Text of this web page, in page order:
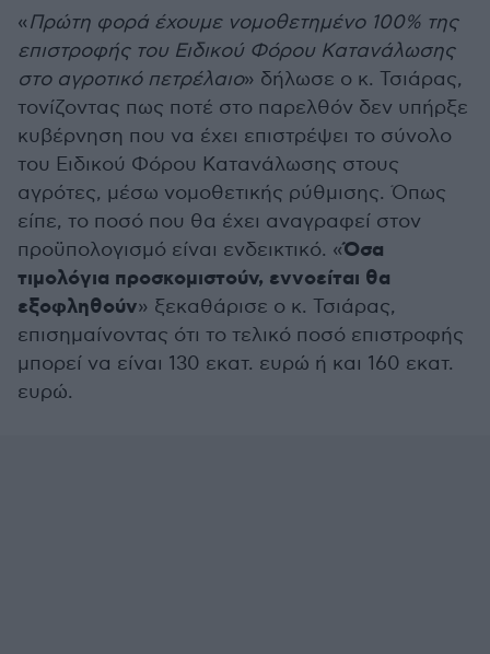
«Πρώτη φορά έχουμε νομοθετημένο 100% της
επιστροφής του Ειδικού Φόρου Κατανάλωσης
στο αγροτικό πετρέλαιο» δήλωσε ο κ. Τσιάρας,
τονίζοντας πως ποτέ στο παρελθόν δεν υπήρξε
κυβέρνηση που να έχει επιστρέψει το σύνολο
του Ειδικού Φόρου Κατανάλωσης στους
αγρότες, μέσω νομοθετικής ρύθμισης. Όπως
είπε, το ποσό που θα έχει αναγραφεί στον
προϋπολογισμό είναι ενδεικτικό. «Όσα
τιμολόγια προσκομιστούν, εννοείται θα
εξοφληθούν» ξεκαθάρισε ο κ. Τσιάρας,
επισημαίνοντας ότι το τελικό ποσό επιστροφής
μπορεί να είναι 130 εκατ. ευρώ ή και 160 εκατ.
ευρώ.